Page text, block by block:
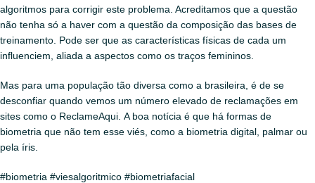
algoritmos para corrigir este problema. Acreditamos que a questão
não tenha só a haver com a questão da composição das bases de
treinamento. Pode ser que as características físicas de cada um
influenciem, aliada a aspectos como os traços femininos.
Mas para uma população tão diversa como a brasileira, é de se
desconfiar quando vemos um número elevado de reclamações em
sites como o ReclameAqui. A boa notícia é que há formas de
biometria que não tem esse viés, como a biometria digital, palmar ou
pela íris.
#biometria #viesalgoritmico #biometriafacial